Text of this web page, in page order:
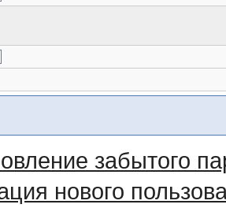
забытого
нового